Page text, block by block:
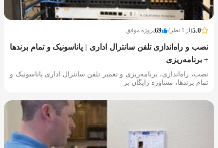
5.0(از 1 نظر) 69پروژه موفق
نصب و راه‌اندازی تلفن سانترال اداری | پاناسونیک و تمام برندها
+ برنامه‌ریزی
نصب، راه‌اندازی، برنامه‌ریزی و تعمیر تلفن سانترال اداری پاناسونیک و
تمام برندها، مشاوره رایگان بر